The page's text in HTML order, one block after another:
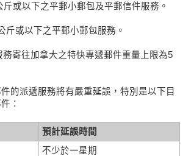
或以下之平郵小郵包及平郵信件服務。
以下之平郵小郵包服務。
往加拿大之特快專遞郵件重量上限為5
的派遞服務將有嚴重延誤，特別是以下目
：
預計延誤時間
不少於一星期